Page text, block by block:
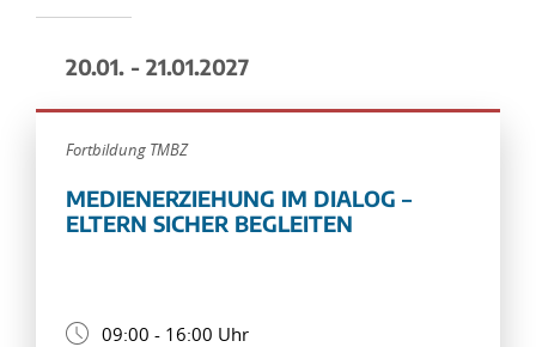
20.01. - 21.01.2027
Fortbildung TMBZ
MEDIENERZIEHUNG IM DIALOG –
ELTERN SICHER BEGLEITEN
09:00 - 16:00 Uhr